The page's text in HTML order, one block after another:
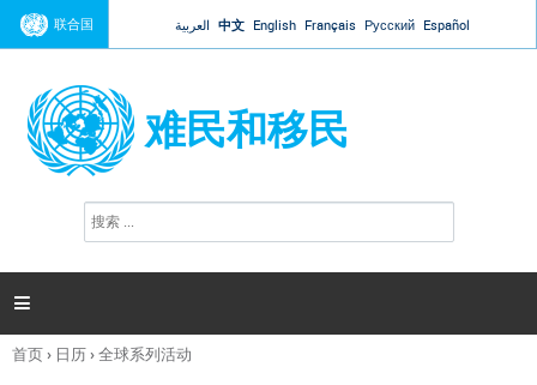
Jump to navigation
联合国 العربية 中文 English Français Русский Español
难民和移民
搜
索

你
首页› 日历›全球系列活动